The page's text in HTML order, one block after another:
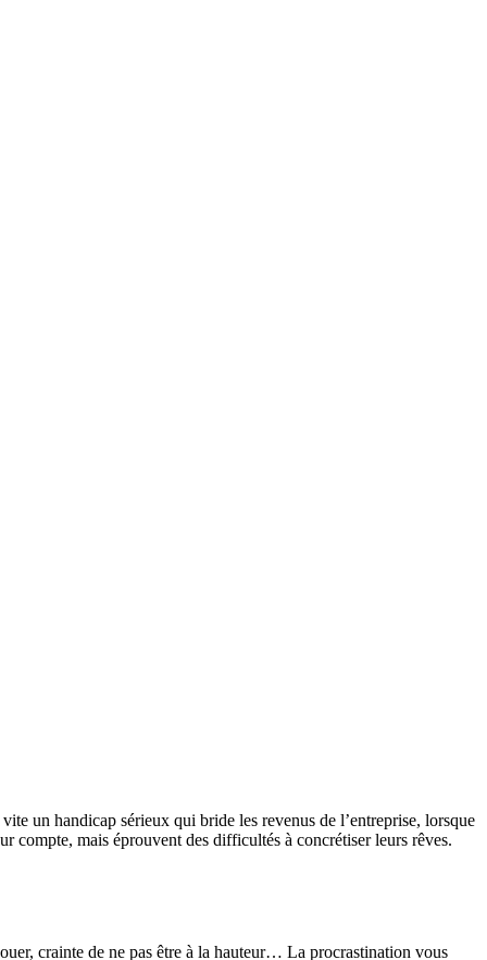
un handicap sérieux qui bride les revenus de l’entreprise, lorsque
compte, mais éprouvent des difficultés à concrétiser leurs rêves.
crainte de ne pas être à la hauteur… La procrastination vous